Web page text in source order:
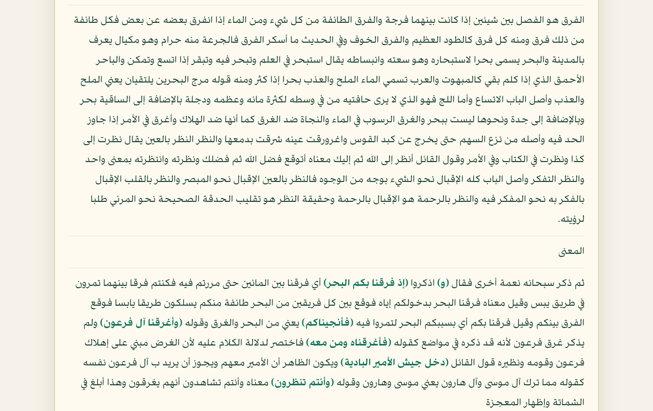
الفرق هو الفصل بين شيئين إذا كانت بينهما فرجة والفرق الطائفة من كل شيء ومن الماء إذا انفرق بعضه عن بعض فكل طائفة
من ذلك فرق ومنه كل فرق كالطود العظيم والفرق الخوف وفي الحديث ما أسكر الفرق فالجرعة منه حرام وهو مكيال يعرف
بالمدينة والبحر يسمى بحرا لاستبحاره وهو سعته وانبساطه يقال استبحر في العلم وتبحر فيه وتبقر إذا اتسع وتمكن والباحر
الأحمق الذي إذا كلم بقي كالمبهوت والعرب تسمي الماء الملح والعذب بحرا إذا كثر ومنه قوله مرج البحرين يلتقيان يعني الملح
والعذب وأصل الباب الاتساع وأما اللج فهو الذي لا يرى حافتيه من في وسطه لكثرة مائه وعظمه ودجلة بالإضافة إلى الساقية بحر
وبالإضافة إلى جدة ونحوها ليست ببحر والغرق الرسوب في الماء والنجاة ضد الغرق كما أنها ضد الهلاك وأغرق في الأمر إذا جاوز
الحد فيه وأصله من نزع السهم حتى يخرج عن كبد القوس واغرورقت عينه شرقت بدمعها والنظر النظر بالعين يقال نظرت إلى
كذا ونظرت في الكتاب وفي الأمر وقول القائل أنظر إلى الله ثم إليك معناه أتوقع فضل الله ثم فضلك ونظرته وانتظرته بمعنى واحد
والنظر التفكر وأصل الباب كله الإقبال نحو الشيء بوجه من الوجوه فالنظر بالعين الإقبال نحو المبصر والنظر بالقلب الإقبال
بالفكر به نحو المفكر فيه والنظر بالرحمة هو الإقبال بالرحمة وحقيقة النظر هو تقليب الحدقة الصحيحة نحو المرئي طلبا
لرؤيته.
المعنى
ثم ذكر سبحانه نعمة أخرى فقال ﴿و﴾ اذكروا ﴿إذ فرقنا بكم البحر﴾ أي فرقنا بين المائين حتى مررتم فيه فكنتم فرقا بينهما تمرون
في طريق يبس وقيل معناه فرقنا البحر بدخولكم إياه فوقع بين كل فريقين من البحر طائفة منكم يسلكون طريقا يابسا فوقع
الفرق بينكم وقيل فرقنا بكم أي بسببكم البحر لتمروا فيه ﴿فأنجيناكم﴾يعني من البحر والغرق وقوله ﴿وأغرقنا آل فرعون﴾ ولم
يذكر غرق فرعون لأنه قد ذكره في مواضع كقوله ﴿فأغرقناه ومن معه﴾ فاختصر لدلالة الكلام عليه لأن الغرض مبني على إهلاك
فرعون وقومه ونظيره قول القائل (دخل جيش الأمير البادية) ويكون الظاهر أن الأمير معهم ويجوز أن يريد ب آل فرعون نفسه
كقوله مما ترك آل موسى وآل هارون يعني موسى وهارون وقوله ﴿وأنتم تنظرون﴾ معناه وأنتم تشاهدون أنهم يغرقون وهذا أبلغ في
الشماتة وإظهار المعجزة